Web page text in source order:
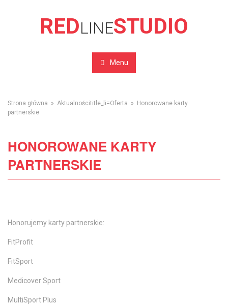
REDLINESTUDIO
Menu
Strona główna » Aktualnoścititle_li=Oferta » Honorowane karty
partnerskie
HONOROWANE KARTY
PARTNERSKIE
Honorujemy karty partnerskie:
FitProfit
FitSport
Medicover Sport
MultiSport Plus